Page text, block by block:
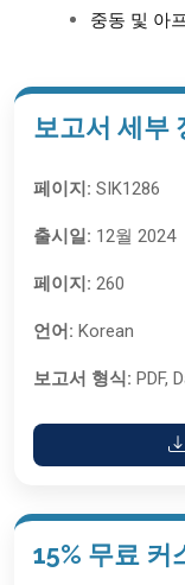
중동 및 아
보고서 세부
페이지: SIK1286
출시일: 12월 2024
페이지: 260
언어: Korean
보고서 형식: PDF,
15% 무료 커